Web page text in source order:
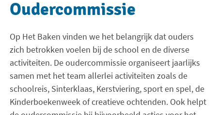
Oudercommissie
Op Het Baken vinden we het belangrijk dat ouders
zich betrokken voelen bij de school en de diverse
activiteiten. De oudercommissie organiseert jaarlijks
samen met het team allerlei activiteiten zoals de
schoolreis, Sinterklaas, Kerstviering, sport en spel, de
Kinderboekenweek of creatieve ochtenden. Ook helpt